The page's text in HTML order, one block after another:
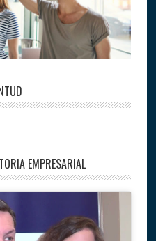
EMPRESARIAL